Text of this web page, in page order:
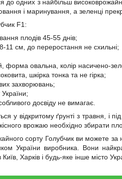
до одних з найбільш
і маринування, а зеленці
F1:
плодів 45-55 днів;
11 см, до переростання не схильні;
форма овальна, колір насичено-
шкірка тонка та не гірка;
захворювань;
України;
досвіду не вимагає.
у відкритому ґрунті з травня, і
врожаю необхідно збирати
сорту Голубчик ви можете
України виробника. Вони
Харків і будь-яке інше місто